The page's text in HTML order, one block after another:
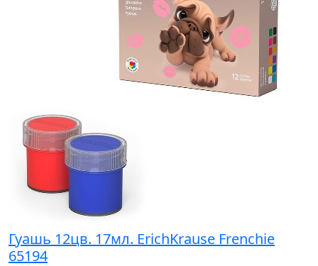
Гуашь 12цв. 17мл. ErichKrause Frenchie
65194